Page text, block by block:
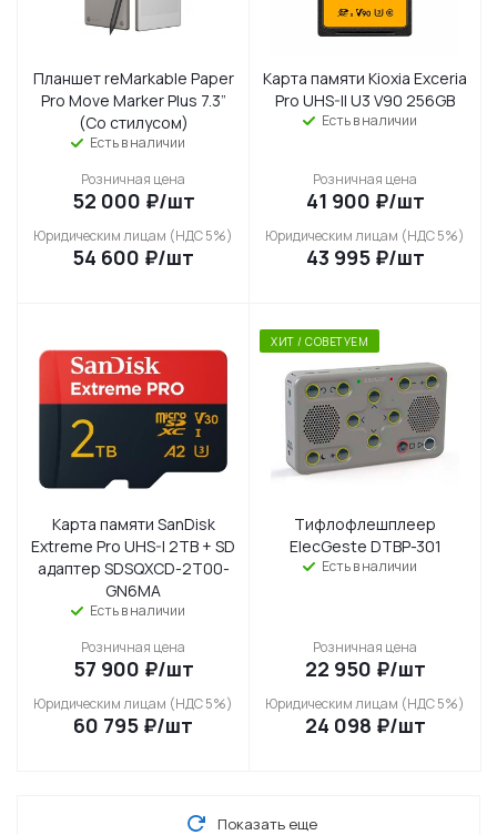
Планшет reMarkable Paper
Pro Move Маrkеr Plus 7.3”
(Со стилусом)
Есть в наличии
Розничная цена
52 000 ₽/шт
Юридическим лицам (НДС 5%)
54 600 ₽/шт
Карта памяти Kioxia Exceria
Pro UHS-II U3 V90 256GB
Есть в наличии
Розничная цена
41 900 ₽/шт
Юридическим лицам (НДС 5%)
43 995₽/шт
Карта памяти SanDisk
Extreme Pro UHS-I 2TB + SD
адаптер SDSQXCD-2T00-
GN6MA
Есть в наличии
Розничная цена
57 900 ₽/шт
Юридическим лицам (НДС 5%)
60 795 ₽/шт
ХИТ / СОВЕТУЕМ
Тифлофлешплеер
ElecGeste DTBP-301
Есть в наличии
Розничная цена
22 950 ₽/шт
Юридическим лицам (НДС 5%)
24 098 ₽/шт
Показать еще